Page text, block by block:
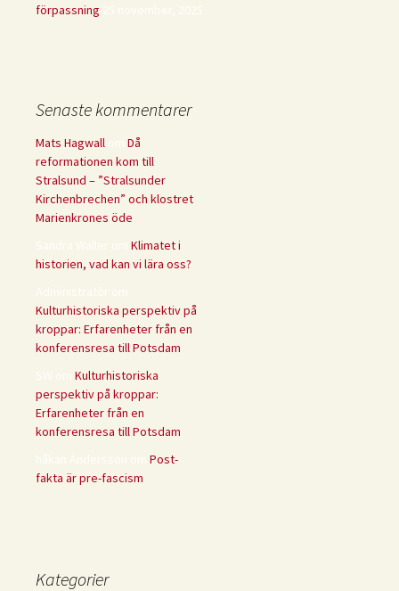
förpassning
25 november, 2025
Senaste kommentarer
Mats Hagwall om Då
reformationen kom till
Stralsund – ”Stralsunder
Kirchenbrechen” och klostret
Marienkrones öde
Sandra Waller om Klimatet i
historien, vad kan vi lära oss?
Administratör om
Kulturhistoriska perspektiv på
kroppar: Erfarenheter från en
konferensresa till Potsdam
SW om Kulturhistoriska
perspektiv på kroppar:
Erfarenheter från en
konferensresa till Potsdam
håkan Andersson om Post-
fakta är pre-fascism
Kategorier